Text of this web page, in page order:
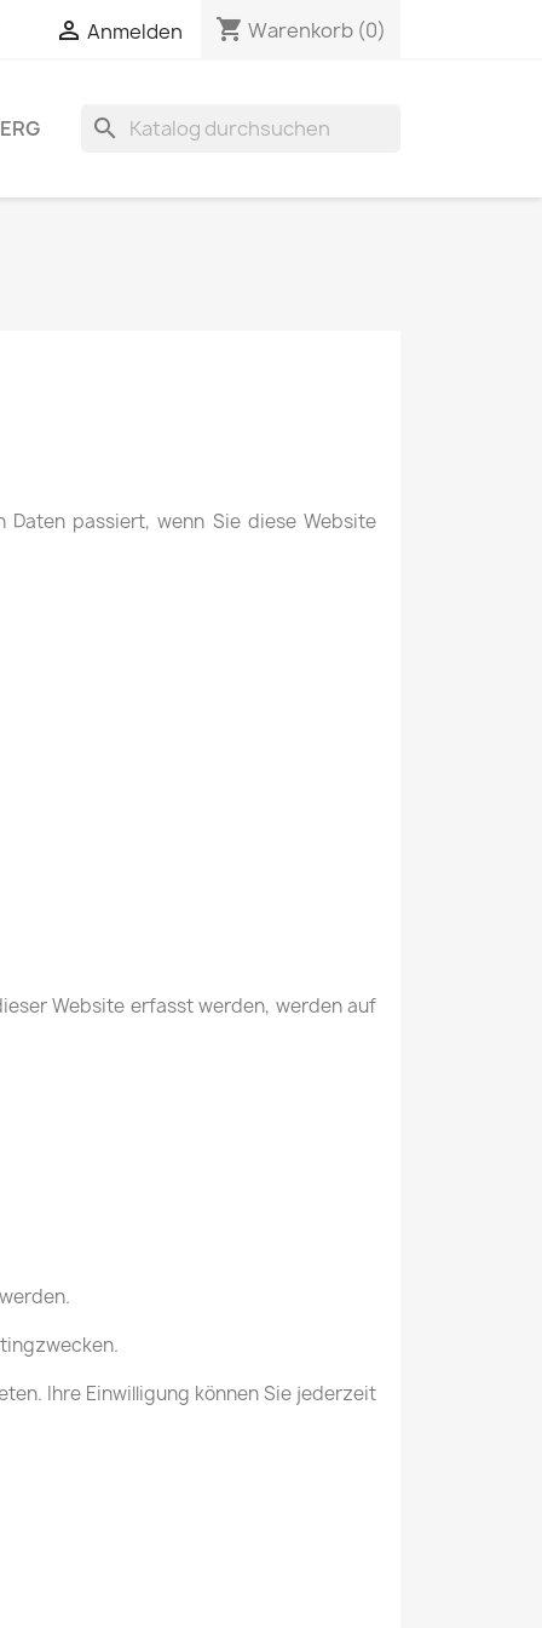
 Anmelden shopping_cart Warenkorb (0)
search
Daten passiert, wenn Sie diese Website
Website erfasst werden, werden auf
Ihre Einwilligung können Sie jederzeit